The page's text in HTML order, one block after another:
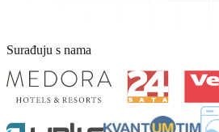
Surađuju s nama